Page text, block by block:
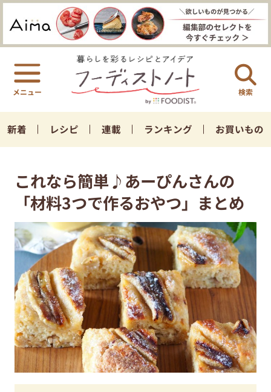
検索
新着 レシピ 連載 ランキング お買いもの
これなら簡単♪あーぴんさんの
「材料3つで作るおやつ」まとめ